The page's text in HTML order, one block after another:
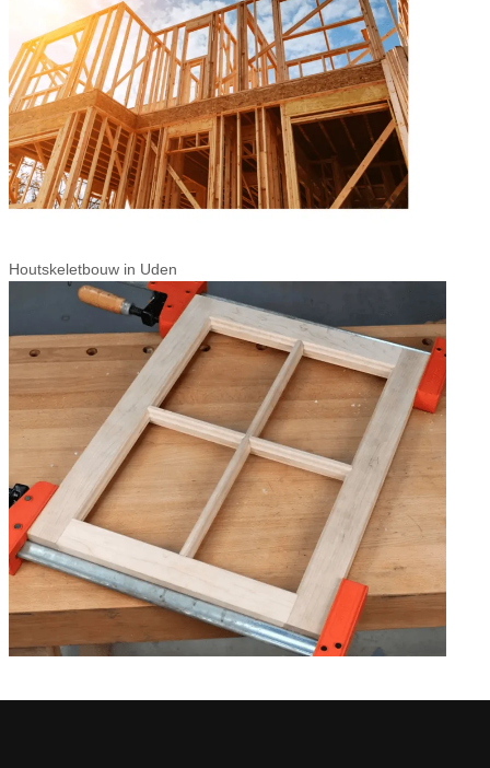
Houtskeletbouw in Uden